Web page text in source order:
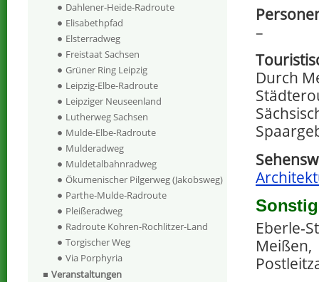
–
Durch
Eberle-
Meißen,
Dahlener-Heide-Radroute
Elisabethpfad
Elsterradweg
Freistaat Sachsen
Grüner Ring Leipzig
Leipzig-Elbe-Radroute
Leipziger Neuseenland
Lutherweg Sachsen
Mulde-Elbe-Radroute
Mulderadweg
Muldetalbahnradweg
Ökumenischer Pilgerweg (Jakobsweg)
Parthe-Mulde-Radroute
Pleißeradweg
Radroute Kohren-Rochlitzer-Land
Torgischer Weg
Via Porphyria
Veranstaltungen